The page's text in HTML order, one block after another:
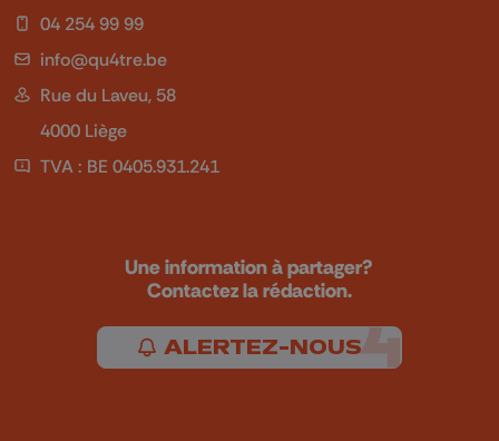
04 254 99 99
info@qu4tre.be
Rue du Laveu, 58
4000 Liège
TVA : BE 0405.931.241
Une information à partager?
Contactez la rédaction.
ALERTEZ-NOUS